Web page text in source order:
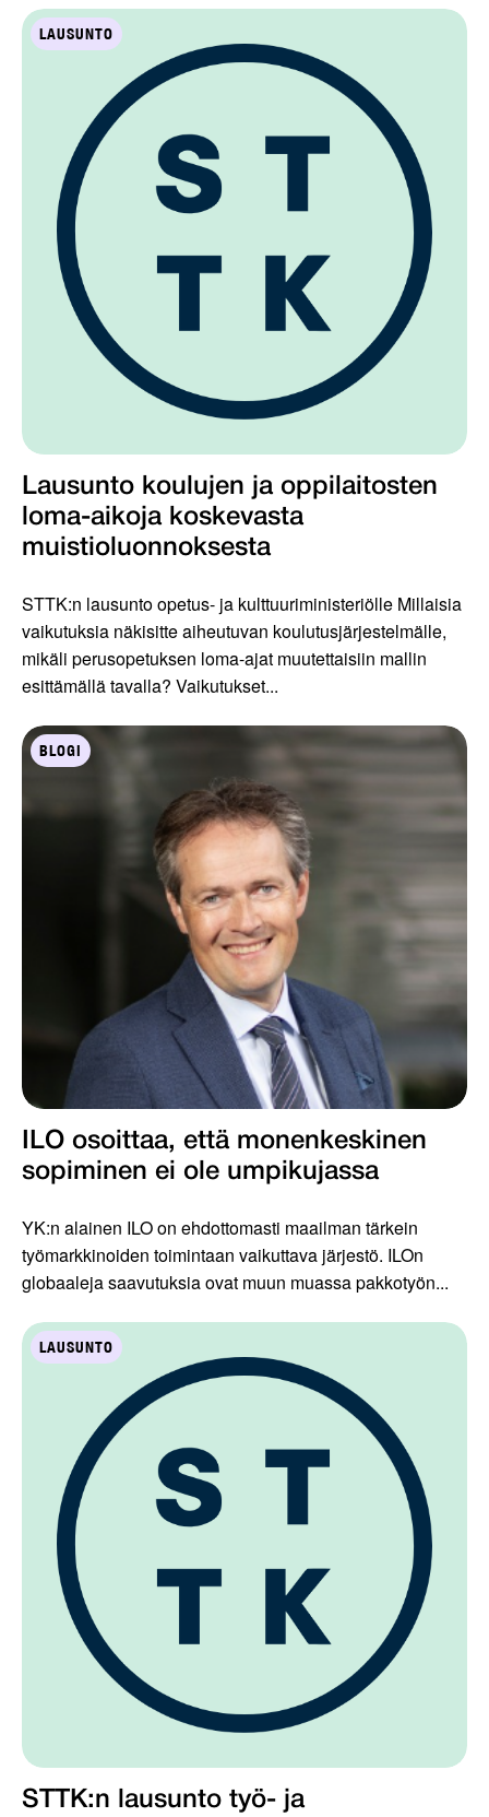
LAUSUNTO
Lausunto koulujen ja oppilaitosten
loma-aikoja koskevasta
muistioluonnoksesta
STTK:n lausunto opetus- ja kulttuuriministeriölle Millaisia
vaikutuksia näkisitte aiheutuvan koulutusjärjestelmälle,
mikäli perusopetuksen loma-ajat muutettaisiin mallin
esittämällä tavalla? Vaikutukset...
BLOGI
ILO osoittaa, että monenkeskinen
sopiminen ei ole umpikujassa
YK:n alainen ILO on ehdottomasti maailman tärkein
työmarkkinoiden toimintaan vaikuttava järjestö. ILOn
globaaleja saavutuksia ovat muun muassa pakkotyön...
LAUSUNTO
STTK:n lausunto työ- ja